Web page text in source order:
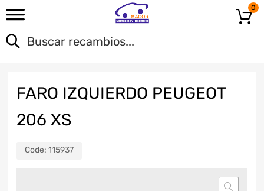
0
FARO IZQUIERDO PEUGEOT
206 XS
Code: 115937